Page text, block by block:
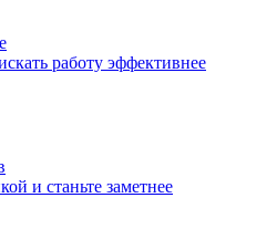
работу эффективнее
и станьте заметнее